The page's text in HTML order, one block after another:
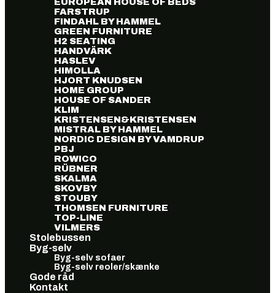
FARSTRUP
FINDAHL BY HAMMEL
GREEN FURNITURE
H2 SEATING
HANDVÄRK
HASLEV
HIMOLLA
HJORT KNUDSEN
HOME GROUP
HOUSE OF SANDER
KLIM
KRISTENSEN&KRISTENSEN
MISTRAL BY HAMMEL
NORDIC DESIGN BY VAMDRUP
PBJ
ROWICO
RÜBNER
SKALMA
SKOVBY
STOUBY
THOMSEN FURNITURE
TOP-LINE
VILMERS
Stolebussen
Byg-selv
Byg-selv sofaer
Byg-selv reoler/skænke
Gode råd
Kontakt